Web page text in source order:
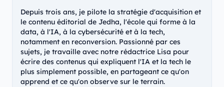
Depuis trois ans, je pilote la stratégie d'acquisition et
le contenu éditorial de Jedha, l'école qui forme à la
data, à l'IA, à la cybersécurité et à la tech,
notamment en reconversion. Passionné par ces
sujets, je travaille avec notre rédactrice Lisa pour
écrire des contenus qui expliquent l'IA et la tech le
plus simplement possible, en partageant ce qu'on
apprend et ce qu'on observe sur le terrain.